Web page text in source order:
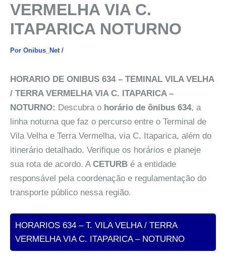
VERMELHA VIA C.
ITAPARICA NOTURNO
Por Onibus_Net /
HORARIO DE ONIBUS 634 – TEMINAL VILA VELHA
/ TERRA VERMELHA VIA C. ITAPARICA –
NOTURNO: Descubra o horário de ônibus 634, a
linha noturna que faz o percurso entre o Terminal de
Vila Velha e Terra Vermelha, via C. Itaparica, além do
itinerário detalhado. Verifique os horários e planeje
sua rota de acordo. A CETURB é a entidade
responsável pela coordenação e regulamentação do
transporte público nessa região.
HORARIOS 634 – T. VILA VELHA / TERRA
VERMELHA VIA C. ITAPARICA – NOTURNO